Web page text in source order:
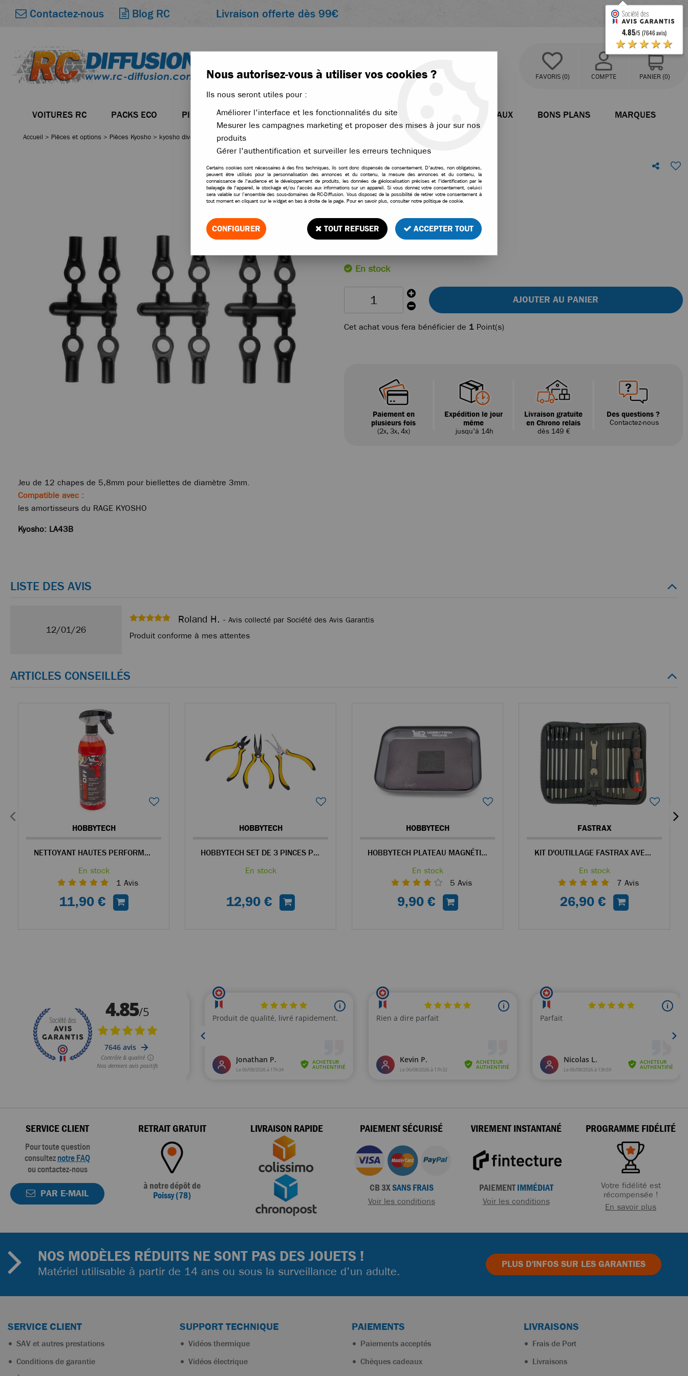
Contactez-nous Blog RC Livraison offerte dès 99€
FAVORIS (0) COMPTE PANIER (0)
VOITURES RC PACKS ECO PIÈCES ACCESSOIRES ÉLECTRONIQUE BATEAUX BONS PLANS MARQUES
Accueil > Pièces et options > Pièces Kyosho > kyosho divers Kyosho chapes de 5.8mm
Kyosho chapes de 5.8mm
1Avis Donnez votre avis
7,95 €TTC
En stock
AJOUTER AU PANIER
Cet achat vous fera bénéficier de 1 Point(s)
Paiement en
plusieurs fois
(2x, 3x, 4x)
Expédition le jour
même
jusqu'à 14h
Livraison gratuite
en Chrono relais
dès 149 €
Des questions ?
Contactez-nous
Jeu de 12 chapes de 5,8mm pour biellettes de diamètre 3mm.
Compatible avec :
les amortisseurs du RAGE KYOSHO
Kyosho: LA43B
LISTE DES AVIS
12/01/26
Roland H. - Avis collecté par Société des Avis Garantis
Produit conforme à mes attentes
ARTICLES CONSEILLÉS
HOBBYTECH
NETTOYANT HAUTES PERFORMANCES MUDOFF 750ML
En stock
1 Avis
11,90 €
HOBBYTECH
HOBBYTECH SET DE 3 PINCES POUR LE MODÉLISME RC
En stock
12,90 €
HOBBYTECH
HOBBYTECH PLATEAU MAGNÉTIQUE EN ALU GRIS POUR VISSERIE
En stock
5 Avis
9,90 €
FASTRAX
KIT D'OUTILLAGE FASTRAX AVEC ÉTUI POUR VOITURES TÉLÉCOMMANDÉES
En stock
7 Avis
26,90 €
SERVICE CLIENT
Pour toute question
consulteznotre FAQ
ou contactez-nous
PAR E-MAIL
RETRAIT GRATUIT
à notre dépôt de
Poissy (78)
LIVRAISON RAPIDE PAIEMENT SÉCURISÉ
CB 3XSANS FRAIS
Voir les conditions
VIREMENT INSTANTANÉ
PAIEMENTIMMÉDIAT
Voir les conditions
PROGRAMME FIDÉLITÉ
Votre fidélité est
récompensée !
En savoir plus
NOS MODÈLES RÉDUITS NE SONT PAS DES JOUETS !
Matériel utilisable à partir de 14 ans ou sous la surveillance d'un adulte.
PLUS D'INFOSSUR LES GARANTIES
SERVICE CLIENT
SAV et autres prestations
Conditions de garantie
SUPPORT TECHNIQUE
Vidéos thermique
Vidéos électrique
PAIEMENTS
Paiements acceptés
Chèques cadeaux
LIVRAISONS
Frais de Port
Livraisons
Nous autorisez-vous à utiliser vos cookies ?
Ils nous seront utiles pour :
Améliorer l'interface et les fonctionnalités du site
Mesurer les campagnes marketing et proposer des mises à jour sur nos
produits
Gérer l'authentification et surveiller les erreurs techniques
Certains cookies sont nécessaires à des fins techniques, ils sont donc dispensés de consentement. D'autres, non obligatoires,
peuvent être utilisés pour la personnalisation des annonces et du contenu, la mesure des annonces et du contenu, la
connaissance de l'audience et le développement de produits, les données de géolocalisation précises et l'identification par le
balayage de l'appareil, le stockage et/ou l'accès aux informations sur un appareil. Si vous donnez votre consentement, celui-ci
sera valable sur l’ensemble des sous-domaines de RC-Diffusion. Vous disposez de la possibilité de retirer votre consentement à
tout moment en cliquant sur le widget en bas à droite de la page. Pour en savoir plus, consulter notre politique de cookie.
CONFIGURER TOUT REFUSER ACCEPTER TOUT
4.85/5 (7646 avis)
★★★★★